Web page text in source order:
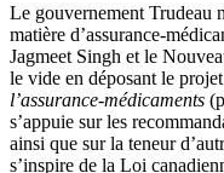
Le gouvernement Trudeau
matière d’assurance-
Jagmeet Singh et le
le vide en déposant le
l’assurance-médicaments
s’appuie sur les
ainsi que sur la teneur
s’inspire de la Loi